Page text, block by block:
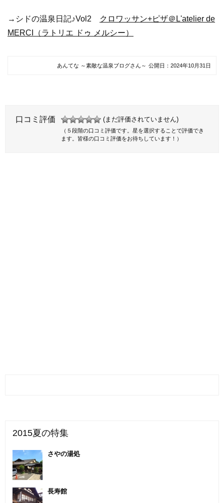
→シドの温泉日記♪Vol2
クロワッサン+ピザ＠L'atelier de
MERCI（ラトリエ ドゥ メルシー）
あんてな ～素敵な温泉ブログさん～ 公開日： 2024年10月31日
口コミ評価 (まだ評価されていません)
（５段階の口コミ評価です。星を選択することで評価でき
ます。皆様の口コミ評価をお待ちしています！）
2015夏の特集
さやの湯処
長寿館